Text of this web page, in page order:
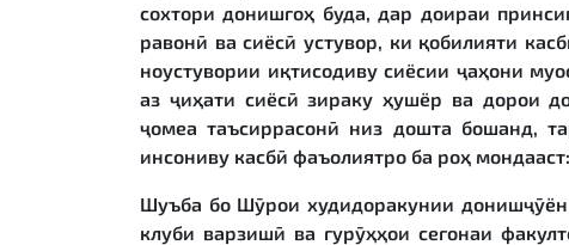
сохтори донишгоҳ буда, дар доираи
равонӣ ва сиёсӣ устувор, ки қобилияти
ноустувории иқтисодиву сиёсии ҷаҳони
аз ҷиҳати сиёсӣ зираку ҳушёр ва дорои
ҷомеа таъсиррасонӣ низ дошта бошанд,
инсониву касбӣ фаъолиятро ба роҳ мондааст:
Шуъба бо Шӯрои худидоракунии
клуби варзишӣ ва гурӯҳҳои сегонаи